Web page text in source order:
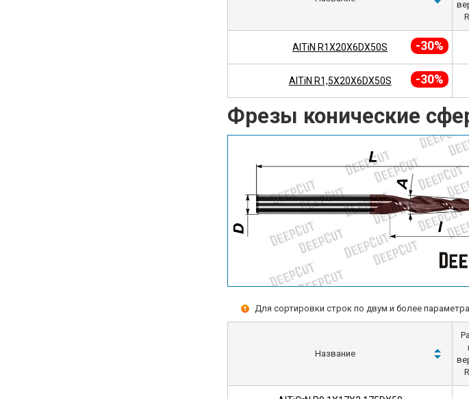
AlTiN R1X20X6DX50S -30%
AlTiN R1,5X20X6DX50S -30%
Фрезы конические
Для сортировки строк по двум и более
Название